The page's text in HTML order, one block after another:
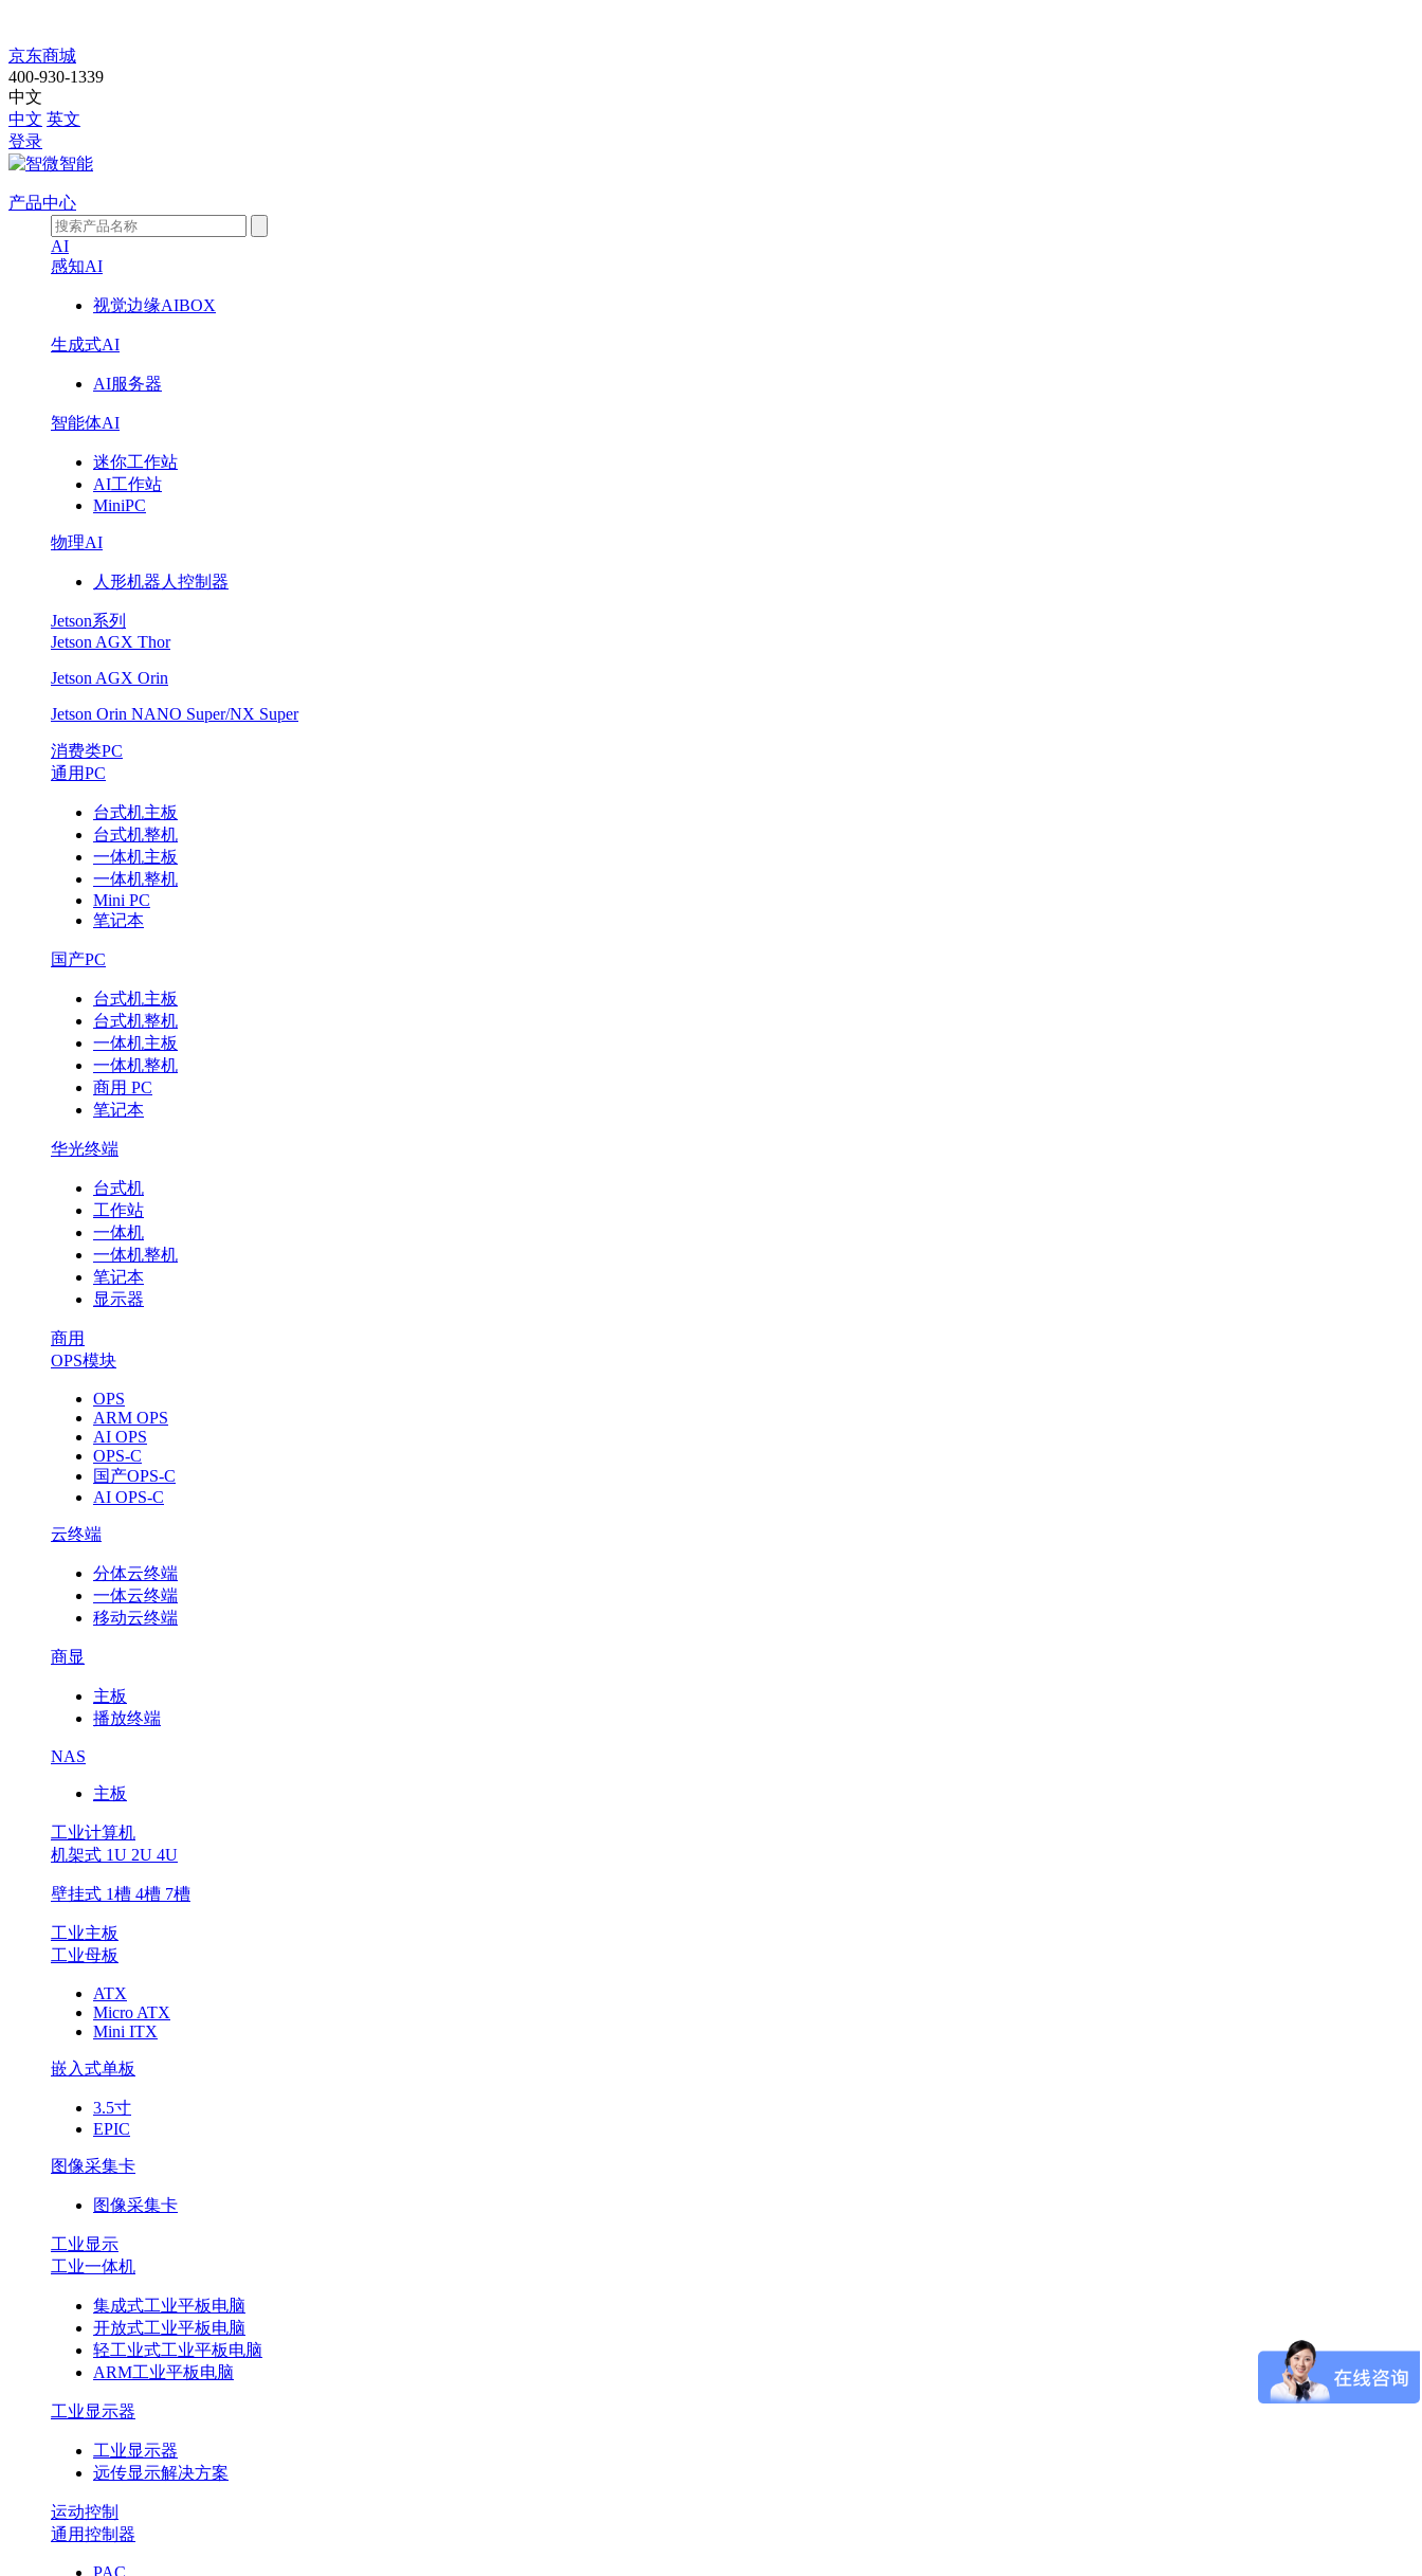
走
进
智
微
京东商城
400-930-1339
中文
中文 英文
登录
产品中心
AI
感知AI
视觉边缘AIBOX
生成式AI
AI服务器
智能体AI
迷你工作站
AI工作站
MiniPC
物理AI
人形机器人控制器
Jetson系列
Jetson AGX Thor
Jetson AGX Orin
Jetson Orin NANO Super/NX Super
消费类PC
通用PC
台式机主板
台式机整机
一体机主板
一体机整机
Mini PC
笔记本
国产PC
台式机主板
台式机整机
一体机主板
一体机整机
商用 PC
笔记本
华光终端
台式机
工作站
一体机
一体机整机
笔记本
显示器
商用
OPS模块
OPS
ARM OPS
AI OPS
OPS-C
国产OPS-C
AI OPS-C
云终端
分体云终端
一体云终端
移动云终端
商显
主板
播放终端
NAS
主板
工业计算机
机架式 1U 2U 4U
壁挂式 1槽 4槽 7槽
工业主板
工业母板
ATX
Micro ATX
Mini ITX
嵌入式单板
3.5寸
EPIC
图像采集卡
图像采集卡
工业显示
工业一体机
集成式工业平板电脑
开放式工业平板电脑
轻工业式工业平板电脑
ARM工业平板电脑
工业显示器
工业显示器
远传显示解决方案
运动控制
通用控制器
PAC